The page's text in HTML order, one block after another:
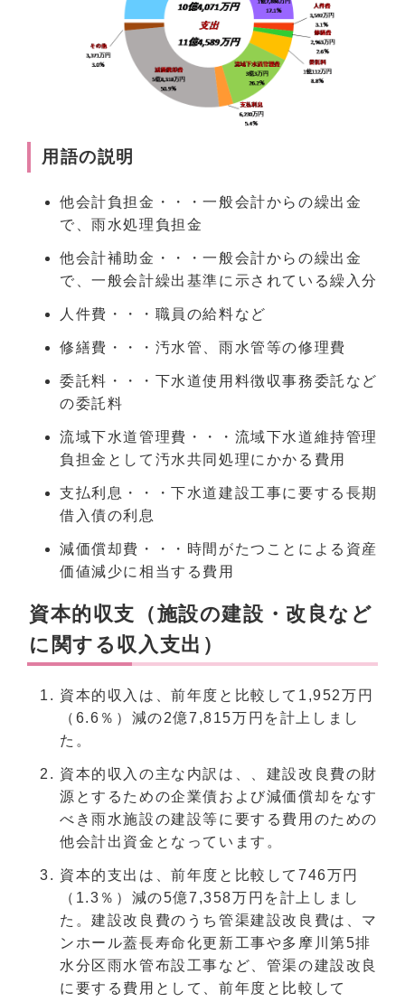
用語の説明
他会計負担金・・・一般会計からの繰出金
で、雨水処理負担金
他会計補助金・・・一般会計からの繰出金
で、一般会計繰出基準に示されている繰入分
人件費・・・職員の給料など
修繕費・・・汚水管、雨水管等の修理費
委託料・・・下水道使用料徴収事務委託など
の委託料
流域下水道管理費・・・流域下水道維持管理
負担金として汚水共同処理にかかる費用
支払利息・・・下水道建設工事に要する長期
借入債の利息
減価償却費・・・時間がたつことによる資産
価値減少に相当する費用
資本的収支（施設の建設・改良など
に関する収入支出）
資本的収入は、前年度と比較して1,952万円
（6.6％）減の2億7,815万円を計上しまし
た。
資本的収入の主な内訳は、、建設改良費の財
源とするための企業債および減価償却をなす
べき雨水施設の建設等に要する費用のための
他会計出資金となっています。
資本的支出は、前年度と比較して746万円
（1.3％）減の5億7,358万円を計上しまし
た。建設改良費のうち管渠建設改良費は、マ
ンホール蓋長寿命化更新工事や多摩川第5排
水分区雨水管布設工事など、管渠の建設改良
に要する費用として、前年度と比較して